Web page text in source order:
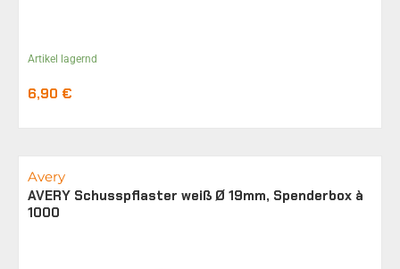
Artikel lagernd
6,90 €
Avery
AVERY Schusspflaster weiß Ø 19mm, Spenderbox à
1000